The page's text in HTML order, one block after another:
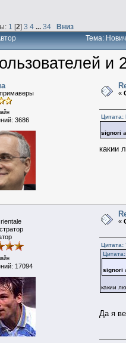
1 [2] 3 4 34 Вниз
Тема:
и
3686
«
Цитата:
signori
какии
17094
«
Цитата:
signori
какии
Да я